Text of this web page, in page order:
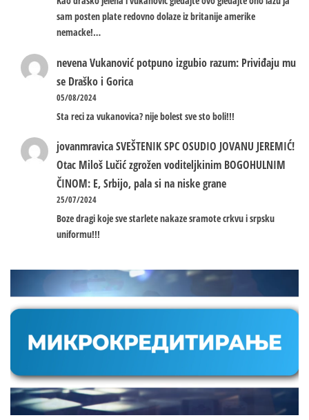
sam posten plate redovno dolaze iz britanije amerike
nemacke!…
nevenaVukanović potpuno izgubio razum: Priviđaju mu
se Draško i Gorica
05/08/2024
Sta reci za vukanovica? nije bolest sve sto boli!!!
jovanmravicaSVEŠTENIK SPC OSUDIO JOVANU JEREMIĆ!
Otac Miloš Lučić zgrožen voditeljkinim BOGOHULNIM
ČINOM: E, Srbijo, pala si na niske grane
25/07/2024
Boze dragi koje sve starlete nakaze sramote crkvu i srpsku
uniformu!!!